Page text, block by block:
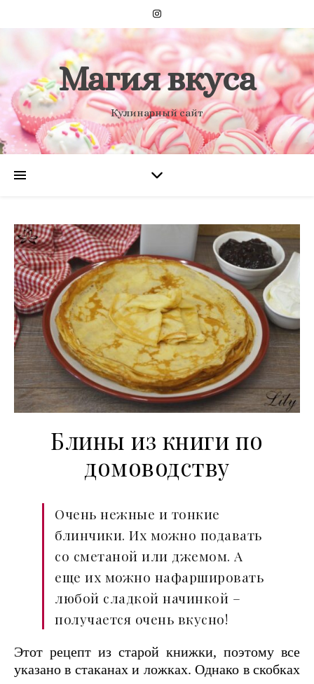
Магия вкуса
Кулинарный сайт
Блины из книги по
домоводству
Очень нежные и тонкие
блинчики. Их можно подавать
со сметаной или джемом. А
еще их можно нафаршировать
любой сладкой начинкой –
получается очень вкусно!
Этот рецепт из старой книжки, поэтому все
указано в стаканах и ложках. Однако в скобках